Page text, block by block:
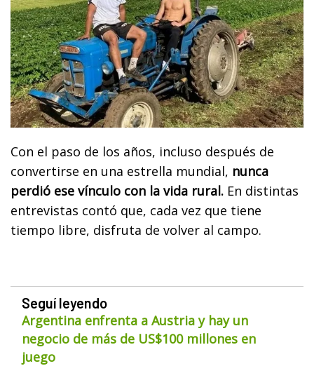
Con el paso de los años, incluso después de
convertirse en una estrella mundial, nunca
perdió ese vínculo con la vida rural. En distintas
entrevistas contó que, cada vez que tiene
tiempo libre, disfruta de volver al campo.
Seguí leyendo
Argentina enfrenta a Austria y hay un
negocio de más de US$100 millones en
juego